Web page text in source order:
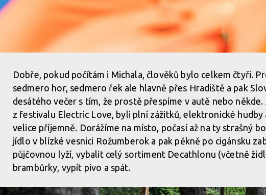
Dobře, pokud počítám i Michala, člověků bylo celkem čtyři.
sedmero hor, sedmero řek ale hlavně přes Hradiště a pak
desátého večer s tím, že prostě přespíme v autě nebo
z festivalu Electric Love, byli plní zážitků, elektronické hudby
velice příjemně. Dorážíme na místo, počasí až na ty strašný
jídlo v blízké vesnici Rožumberok a pak pěkně po cigánsku
půjčovnou lyží, vybalit celý sortiment Decathlonu (včetně
brambůrky, vypít pivo a spát.